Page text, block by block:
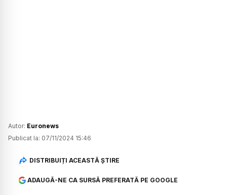
Autor: Euronews
Publicat la: 07/11/2024 15:46
DISTRIBUIȚI ACEASTĂ ȘTIRE
ADAUGĂ-NE CA SURSĂ PREFERATĂ PE GOOGLE